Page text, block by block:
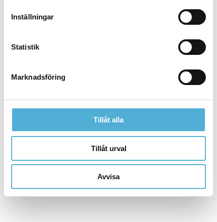
Inställningar
Statistik
Marknadsföring
Tillåt alla
Tillåt urval
Avvisa